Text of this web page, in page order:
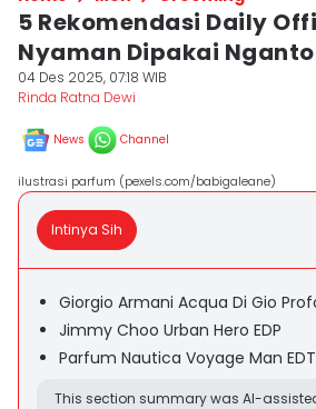
5 Rekomendasi Daily
Nyaman Dipakai
04 Des 2025, 07:18 WIB
Rinda Ratna Dewi
News Channel
ilustrasi parfum (pexels.com/babigaleane)
Intinya Sih
Giorgio Armani Acqua Di Gio
Jimmy Choo Urban Hero EDP
Parfum Nautica Voyage Man EDT
This section summary was AI-